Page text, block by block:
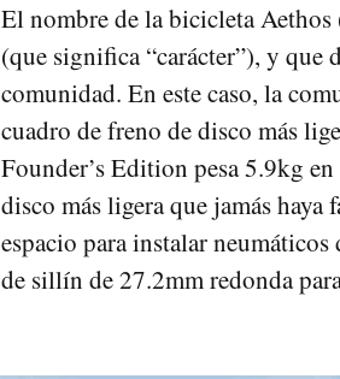
El nombre de la bicicleta Aethos
(que significa “carácter”), y que
comunidad. En este caso, la
cuadro de freno de disco más
Founder’s Edition pesa 5.9kg
disco más ligera que jamás
espacio para instalar
de sillín de 27.2mm redonda